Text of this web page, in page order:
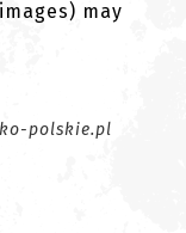
may
polskie.pl